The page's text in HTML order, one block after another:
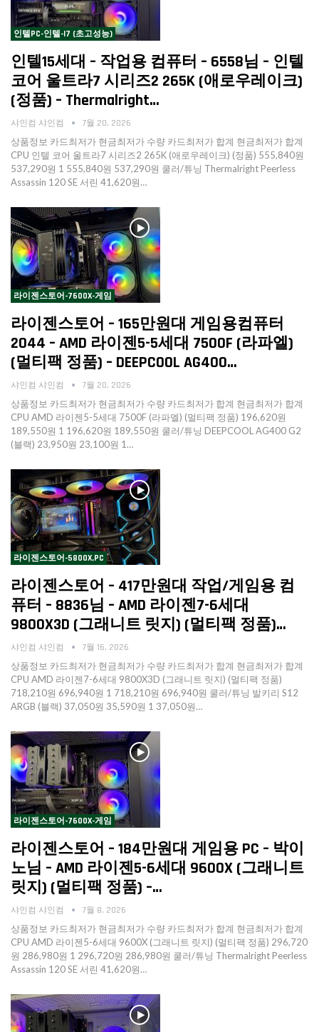
인텔PC-인텔-I7 (초고성능)
인텔15세대 – 작업용 컴퓨터 – 6558님 – 인텔
코어 울트라7 시리즈2 265K (애로우레이크)
(정품) – Thermalright…
샤인컴 샤인컴 7월 20, 2026
상품정보 카드최저가 현금최저가 수량 카드최저가 합계 현금최저가 합계
CPU 인텔 코어 울트라7 시리즈2 265K (애로우레이크) (정품) 555,840원
537,290원 1 555,840원 537,290원 쿨러/튜닝 Thermalright Peerless
Assassin 120 SE 서린 41,620원…
라이젠스토어-7600X-게임
라이젠스토어 – 165만원대 게임용컴퓨터
2044 – AMD 라이젠5-5세대 7500F (라파엘)
(멀티팩 정품) – DEEPCOOL AG400…
샤인컴 샤인컴 7월 20, 2026
상품정보 카드최저가 현금최저가 수량 카드최저가 합계 현금최저가 합계
CPU AMD 라이젠5-5세대 7500F (라파엘) (멀티팩 정품) 196,620원
189,550원 1 196,620원 189,550원 쿨러/튜닝 DEEPCOOL AG400 G2
(블랙) 23,950원 23,100원 1…
라이젠스토어-5800X,PC
라이젠스토어 – 417만원대 작업/게임용 컴
퓨터 – 8836님 – AMD 라이젠7-6세대
9800X3D (그래니트 릿지) (멀티팩 정품)…
샤인컴 샤인컴 7월 16, 2026
상품정보 카드최저가 현금최저가 수량 카드최저가 합계 현금최저가 합계
CPU AMD 라이젠7-6세대 9800X3D (그래니트 릿지) (멀티팩 정품)
718,210원 696,940원 1 718,210원 696,940원 쿨러/튜닝 발키리 S12
ARGB (블랙) 37,050원 35,590원 1 37,050원…
라이젠스토어-7600X-게임
라이젠스토어 – 184만원대 게임용 PC – 박이
노님 – AMD 라이젠5-6세대 9600X (그래니트
릿지) (멀티팩 정품) –…
샤인컴 샤인컴 7월 8, 2026
상품정보 카드최저가 현금최저가 수량 카드최저가 합계 현금최저가 합계
CPU AMD 라이젠5-6세대 9600X (그래니트 릿지) (멀티팩 정품) 296,720
원 286,980원 1 296,720원 286,980원 쿨러/튜닝 Thermalright Peerless
Assassin 120 SE 서린 41,620원…